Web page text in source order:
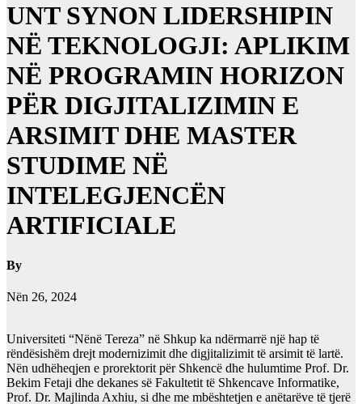
UNT SYNON LIDERSHIPIN
NË TEKNOLOGJI: APLIKIM
NË PROGRAMIN HORIZON
PËR DIGJITALIZIMIN E
ARSIMIT DHE MASTER
STUDIME NË
INTELEGJENCËN
ARTIFICIALE
By
Nën 26, 2024
Universiteti “Nënë Tereza” në Shkup ka ndërmarrë një hap të
rëndësishëm drejt modernizimit dhe digjitalizimit të arsimit të lartë.
Nën udhëheqjen e prorektorit për Shkencë dhe hulumtime Prof. Dr.
Bekim Fetaji dhe dekanes së Fakultetit të Shkencave Informatike,
Prof. Dr. Majlinda Axhiu, si dhe me mbështetjen e anëtarëve të tjerë